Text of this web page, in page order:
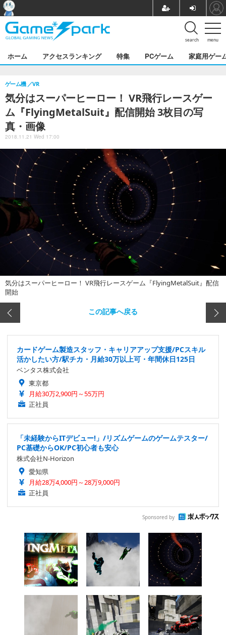
menu
search
ホーム アクセスランキング 特集 PCゲーム 家庭用ゲー
気分はスーパーヒーロー！ VR飛行レースゲー
ム『FlyingMetalSuit』配信開始 3枚目の写
真・画像
ゲーム機 VR
2018.11.21 Wed 17:00
気分はスーパーヒーロー！ VR飛行レースゲーム『FlyingMetalSuit』配信
開始
この記事へ戻る
カードゲーム製造スタッフ・キャリアアップ支援/PCスキル
活かしたい方/駅チカ・月給30万以上可・年間休日125日
ベンタス株式会社
東京都
月給30万2,900円～55万円
正社員
「未経験からITデビュー!」/リズムゲームのゲームテスター/
PC基礎からOK/PC初心者も安心
株式会社N-Horizon
愛知県
月給28万4,000円～28万9,000円
正社員
Sponsored by